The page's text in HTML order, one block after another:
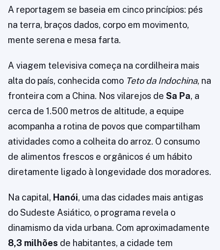
A reportagem se baseia em cinco princípios: pés
na terra, braços dados, corpo em movimento,
mente serena e mesa farta.
A viagem televisiva começa na cordilheira mais
alta do país, conhecida como Teto da Indochina, na
fronteira com a China. Nos vilarejos de Sa Pa, a
cerca de 1.500 metros de altitude, a equipe
acompanha a rotina de povos que compartilham
atividades como a colheita do arroz. O consumo
de alimentos frescos e orgânicos é um hábito
diretamente ligado à longevidade dos moradores.
Na capital, Hanói, uma das cidades mais antigas
do Sudeste Asiático, o programa revela o
dinamismo da vida urbana. Com aproximadamente
8,3 milhões de habitantes, a cidade tem